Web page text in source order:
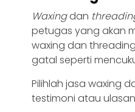
Waxingdan
petugas yang akan
waxing dan
gatal seperti
Pilihlah jasa waxing
testimoni atau